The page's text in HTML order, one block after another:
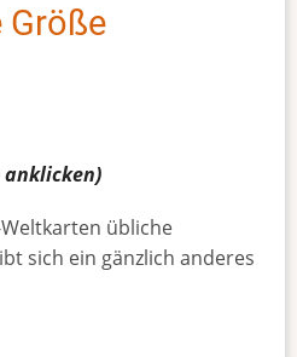
Größe
anklicken)
übliche
sich ein gänzlich anderes